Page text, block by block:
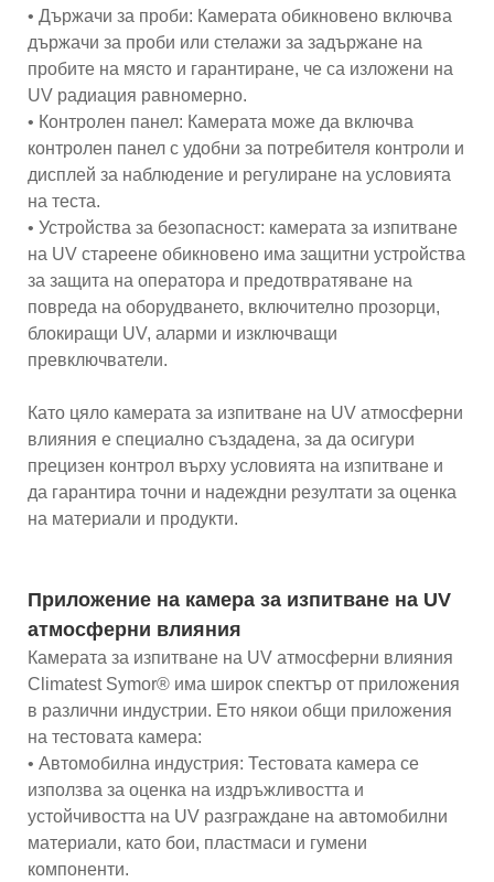
• Държачи за проби: Камерата обикновено включва
държачи за проби или стелажи за задържане на
пробите на място и гарантиране, че са изложени на
UV радиация равномерно.
• Контролен панел: Камерата може да включва
контролен панел с удобни за потребителя контроли и
дисплей за наблюдение и регулиране на условията
на теста.
• Устройства за безопасност: камерата за изпитване
на UV стареене обикновено има защитни устройства
за защита на оператора и предотвратяване на
повреда на оборудването, включително прозорци,
блокиращи UV, аларми и изключващи
превключватели.
Като цяло камерата за изпитване на UV атмосферни
влияния е специално създадена, за да осигури
прецизен контрол върху условията на изпитване и
да гарантира точни и надеждни резултати за оценка
на материали и продукти.
Приложение на камера за изпитване на UV
атмосферни влияния
Камерата за изпитване на UV атмосферни влияния
Climatest Symor® има широк спектър от приложения
в различни индустрии. Ето някои общи приложения
на тестовата камера:
• Автомобилна индустрия: Тестовата камера се
използва за оценка на издръжливостта и
устойчивостта на UV разграждане на автомобилни
материали, като бои, пластмаси и гумени
компоненти.